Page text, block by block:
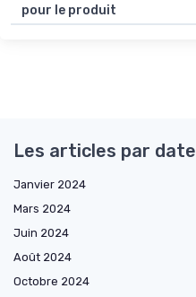
pour le produit
Les articles par date
Janvier 2024
Mars 2024
Juin 2024
Août 2024
Octobre 2024